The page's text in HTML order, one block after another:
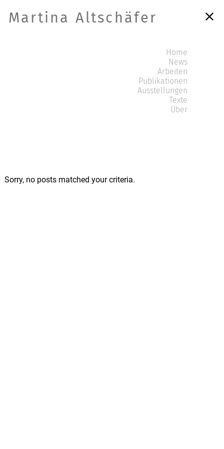
Martina Altschäfer
Home
News
Arbeiten
Publikationen
Ausstellungen
Texte
Über
Sorry, no posts matched your criteria.